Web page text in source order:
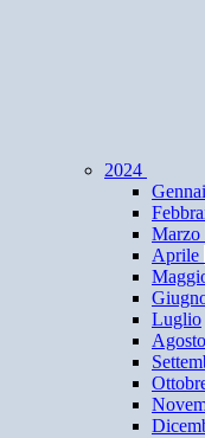
2024
Marzo
Aprile
Luglio
Agosto